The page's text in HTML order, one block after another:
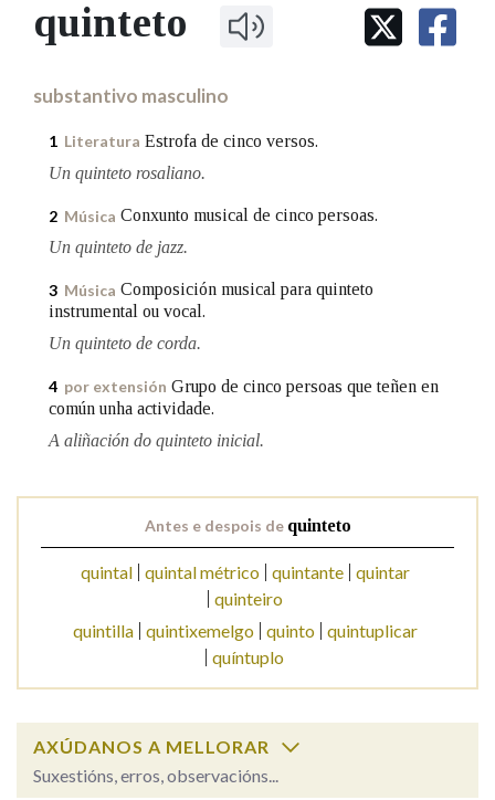
IDENTIDADE CORPORATIVA
MARCIAL DEL ADALID
FIGURAS HOMENAXEADAS
PRIMAVERA DAS LETRAS
Facebook
TwitterYoutubeInstagram
Bluesky
BUSCAR NOS LEMAS
Contén
BUSCAR NO CONTIDO
Nas definicións
OUTRAS OPCIÓNS DE BUSCA
Pertence a
quinteto
substantivo masculino
1 Literatura Estrofa de cinco versos.
Un quinteto rosaliano.
2 Música Conxunto musical de cinco persoas.
Un quinteto de jazz.
3 Música Composición musical para quinteto
instrumental ou vocal.
Un quinteto de corda.
4 por extensión Grupo de cinco persoas que teñen en
común unha actividade.
A aliñación do quinteto inicial.
Antes e despois de quinteto
quintal quintal métrico quintante
quintar
quinteiro
quintilla
quintixemelgo quinto
quintuplicar
quíntuplo
AXÚDANOS A MELLORAR
Suxestións, erros, observacións...